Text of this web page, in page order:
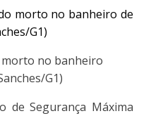
no banheiro
G1)
de Segurança Máxima